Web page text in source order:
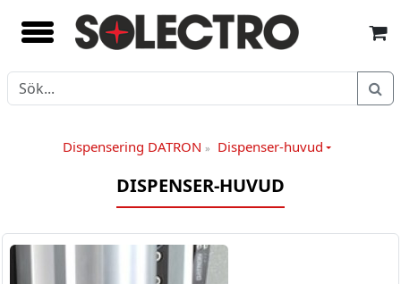
Dispensering DATRON» Dispenser-huvud
DISPENSER-HUVUD